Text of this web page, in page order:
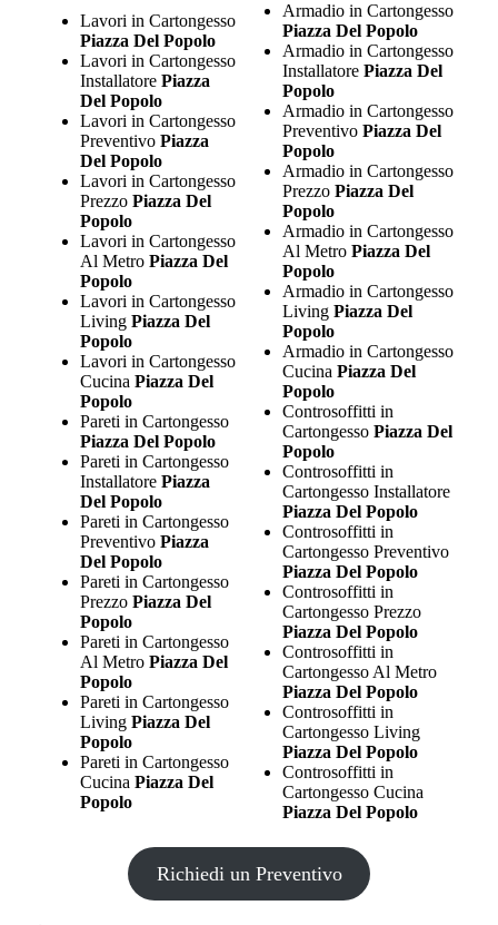
Lavori in Cartongesso
Piazza Del Popolo
Lavori in Cartongesso
Installatore Piazza
Del Popolo
Lavori in Cartongesso
Preventivo Piazza
Del Popolo
Lavori in Cartongesso
Prezzo Piazza Del
Popolo
Lavori in Cartongesso
Al Metro Piazza Del
Popolo
Lavori in Cartongesso
Living Piazza Del
Popolo
Lavori in Cartongesso
Cucina Piazza Del
Popolo
Pareti in Cartongesso
Piazza Del Popolo
Pareti in Cartongesso
Installatore Piazza
Del Popolo
Pareti in Cartongesso
Preventivo Piazza
Del Popolo
Pareti in Cartongesso
Prezzo Piazza Del
Popolo
Pareti in Cartongesso
Al Metro Piazza Del
Popolo
Pareti in Cartongesso
Living Piazza Del
Popolo
Pareti in Cartongesso
Cucina Piazza Del
Popolo
Armadio in Cartongesso
Piazza Del Popolo
Armadio in Cartongesso
Installatore Piazza Del
Popolo
Armadio in Cartongesso
Preventivo Piazza Del
Popolo
Armadio in Cartongesso
Prezzo Piazza Del
Popolo
Armadio in Cartongesso
Al Metro Piazza Del
Popolo
Armadio in Cartongesso
Living Piazza Del
Popolo
Armadio in Cartongesso
Cucina Piazza Del
Popolo
Controsoffitti in
Cartongesso Piazza Del
Popolo
Controsoffitti in
Cartongesso Installatore
Piazza Del Popolo
Controsoffitti in
Cartongesso Preventivo
Piazza Del Popolo
Controsoffitti in
Cartongesso Prezzo
Piazza Del Popolo
Controsoffitti in
Cartongesso Al Metro
Piazza Del Popolo
Controsoffitti in
Cartongesso Living
Piazza Del Popolo
Controsoffitti in
Cartongesso Cucina
Piazza Del Popolo
Richiedi un Preventivo